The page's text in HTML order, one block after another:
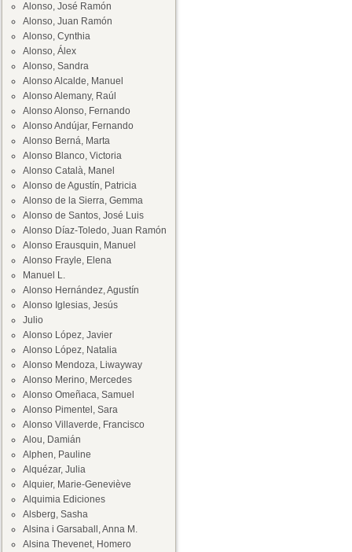
Alonso, José Ramón
Alonso, Juan Ramón
Alonso, Cynthia
Alonso, Álex
Alonso, Sandra
Alonso Alcalde, Manuel
Alonso Alemany, Raúl
Alonso Alonso, Fernando
Alonso Andújar, Fernando
Alonso Berná, Marta
Alonso Blanco, Victoria
Alonso Català, Manel
Alonso de Agustín, Patricia
Alonso de la Sierra, Gemma
Alonso de Santos, José Luis
Alonso Díaz-Toledo, Juan Ramón
Alonso Erausquin, Manuel
Alonso Frayle, Elena
Manuel L.
Alonso Hernández, Agustín
Alonso Iglesias, Jesús
Julio
Alonso López, Javier
Alonso López, Natalia
Alonso Mendoza, Liwayway
Alonso Merino, Mercedes
Alonso Omeñaca, Samuel
Alonso Pimentel, Sara
Alonso Villaverde, Francisco
Alou, Damián
Alphen, Pauline
Alquézar, Julia
Alquier, Marie-Geneviève
Alquimia Ediciones
Alsberg, Sasha
Alsina i Garsaball, Anna M.
Alsina Thevenet, Homero